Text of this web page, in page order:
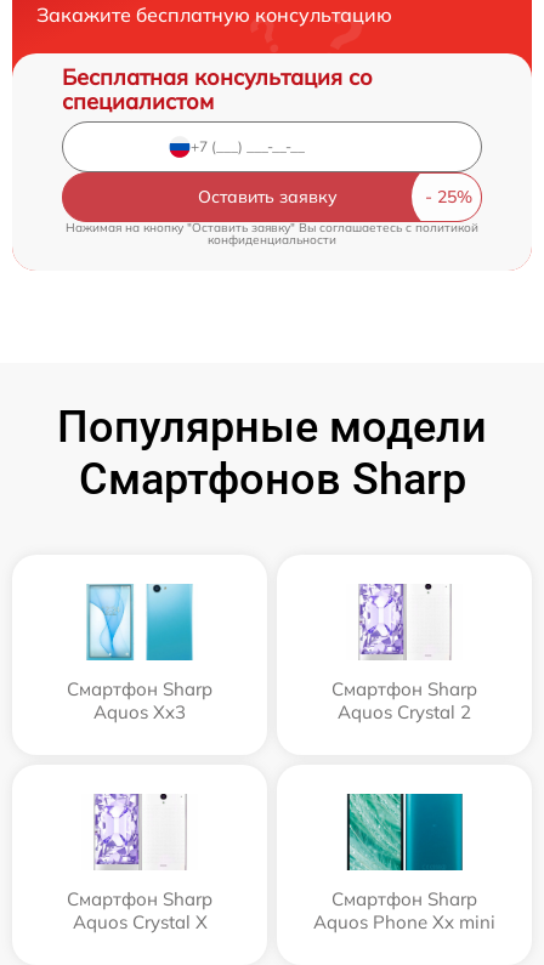
Закажите бесплатную консультацию
Бесплатная консультация со
специалистом
Оставить заявку
Нажимая на кнопку "Оставить заявку" Вы соглашаетесь cполитикой
конфиденциальности
Популярные модели
Смартфонов Sharp
Смартфон Sharp
Aquos Xx3
Смартфон Sharp
Aquos Crystal 2
Смартфон Sharp
Aquos Crystal X
Смартфон Sharp
Aquos Phone Xx mini